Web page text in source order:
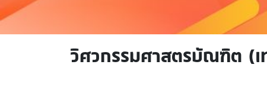
วิศวกรรมศาสตรบัณฑิต (